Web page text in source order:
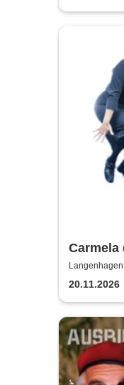
Carmela
Signora
20.11.2026